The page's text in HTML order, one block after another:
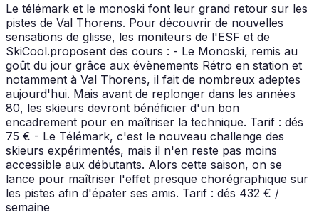
Le télémark et le monoski font leur grand retour sur les
pistes de Val Thorens. Pour découvrir de nouvelles
sensations de glisse, les moniteurs de l'ESF et de
SkiCool.proposent des cours : - Le Monoski, remis au
goût du jour grâce aux évènements Rétro en station et
notamment à Val Thorens, il fait de nombreux adeptes
aujourd'hui. Mais avant de replonger dans les années
80, les skieurs devront bénéficier d'un bon
encadrement pour en maîtriser la technique. Tarif : dés
75 € - Le Télémark, c'est le nouveau challenge des
skieurs expérimentés, mais il n'en reste pas moins
accessible aux débutants. Alors cette saison, on se
lance pour maîtriser l'effet presque chorégraphique sur
les pistes afin d'épater ses amis. Tarif : dés 432 € /
semaine